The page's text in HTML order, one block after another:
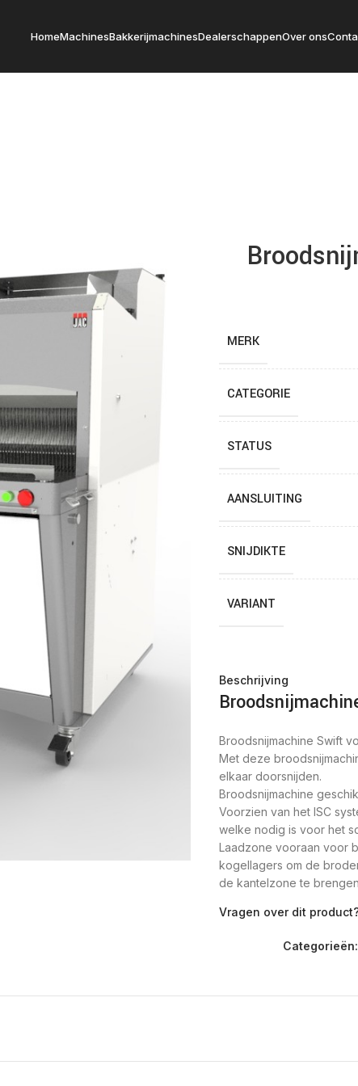
HomeMachinesBakkerijmachinesDealerschappenOver ons
MERK
CATEGORIE
STATUS
AANSLUITING
SNIJDIKTE
VARIANT
Beschrijving
Broodsnijmachine Swift
Met deze
elkaar doorsnijden.
Broodsnijmachine
Voorzien van het ISC
welke nodig is voor het
Laadzone vooraan voor
kogellagers om de
de kantelzone te
Beveiligde kantelzone
brood voorbijkomt,
Vragen over dit
Categorieën: